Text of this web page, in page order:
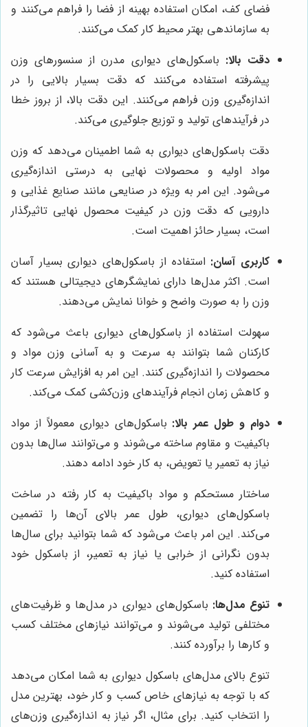
فضای کف، امکان استفاده بهینه از فضا را فراهم می‌کنند و
به سازماندهی بهتر محیط کار کمک می‌کنند.
دقت بالا: باسکول‌های دیواری مدرن از سنسورهای وزن
پیشرفته استفاده می‌کنند که دقت بسیار بالایی را در
اندازه‌گیری وزن فراهم می‌کنند. این دقت بالا، از بروز خطا
در فرآیندهای تولید و توزیع جلوگیری می‌کند.
دقت باسکول‌های دیواری به شما اطمینان می‌دهد که وزن
مواد اولیه و محصولات نهایی به درستی اندازه‌گیری
می‌شود. این امر به ویژه در صنایعی مانند صنایع غذایی و
دارویی که دقت وزن در کیفیت محصول نهایی تاثیرگذار
است، بسیار حائز اهمیت است.
کاربری آسان: استفاده از باسکول‌های دیواری بسیار آسان
است. اکثر مدل‌ها دارای نمایشگرهای دیجیتالی هستند که
وزن را به صورت واضح و خوانا نمایش می‌دهند.
سهولت استفاده از باسکول‌های دیواری باعث می‌شود که
کارکنان شما بتوانند به سرعت و به آسانی وزن مواد و
محصولات را اندازه‌گیری کنند. این امر به افزایش سرعت کار
و کاهش زمان انجام فرآیندهای وزن‌کشی کمک می‌کند.
دوام و طول عمر بالا: باسکول‌های دیواری معمولاً از مواد
باکیفیت و مقاوم ساخته می‌شوند و می‌توانند سال‌ها بدون
نیاز به تعمیر یا تعویض، به کار خود ادامه دهند.
ساختار مستحکم و مواد باکیفیت به کار رفته در ساخت
باسکول‌های دیواری، طول عمر بالای آن‌ها را تضمین
می‌کند. این امر باعث می‌شود که شما بتوانید برای سال‌ها
بدون نگرانی از خرابی یا نیاز به تعمیر، از باسکول خود
استفاده کنید.
تنوع مدل‌ها: باسکول‌های دیواری در مدل‌ها و ظرفیت‌های
مختلفی تولید می‌شوند و می‌توانند نیازهای مختلف کسب
و کارها را برآورده کنند.
تنوع بالای مدل‌های باسکول دیواری به شما امکان می‌دهد
که با توجه به نیازهای خاص کسب و کار خود، بهترین مدل
را انتخاب کنید. برای مثال، اگر نیاز به اندازه‌گیری وزن‌های